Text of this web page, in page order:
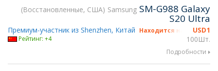
Восстановленные, США Samsung SM-G988 Galaxy
S20 Ultra
USD1
100Шт.
Премиум-участник из Shenzhen, Китай Находится на gsmX
Рейтинг: +4
Подробности